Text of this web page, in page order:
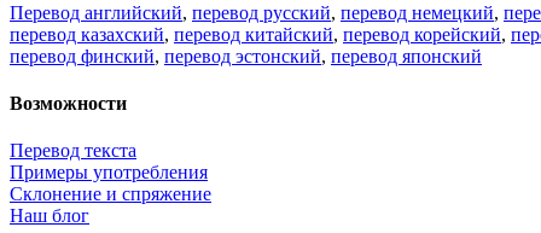
Перевод английский, перевод русский, перевод немецкий,
перевод казахский, перевод китайский, перевод корейский,
перевод финский, перевод эстонский, перевод японский
Возможности
Перевод текста
Примеры употребления
Склонение и спряжение
Наш блог